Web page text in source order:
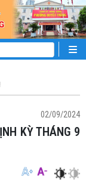
02/09/2024